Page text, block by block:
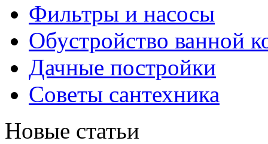
Фильтры и насосы
Обустройство ванной
Дачные постройки
Советы сантехника
Новые статьи